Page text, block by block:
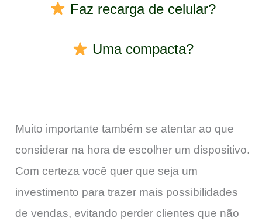
Faz recarga de celular?
Uma compacta?
Muito importante também se atentar ao que
considerar na hora de escolher um dispositivo.
Com certeza você quer que seja um
investimento para trazer mais possibilidades
de vendas, evitando perder clientes que não